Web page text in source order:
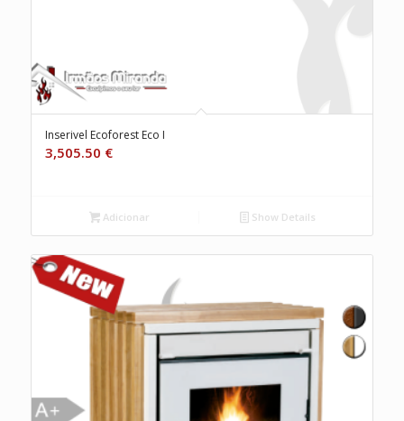
Inserivel Ecoforest Eco I
3,505.50 €
Adicionar Show Details